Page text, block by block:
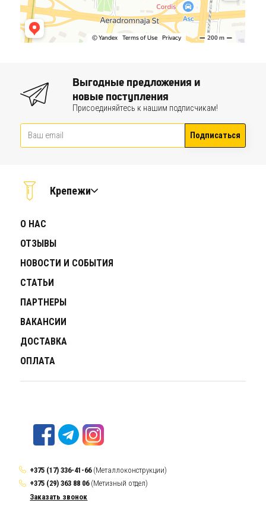
Выгодные предложения и
новые поступления
Присоединяйтесь к нашим подписчикам!
Подписаться
Крепежи
О НАС
ОТЗЫВЫ
НОВОСТИ И СОБЫТИЯ
СТАТЬИ
ПАРТНЕРЫ
ВАКАНСИИ
ДОСТАВКА
ОПЛАТА
+375 (17) 336-41-66 (Металлоконструкции)
+375 (29) 363 88 06(Метизный отдел)
Заказать звонок